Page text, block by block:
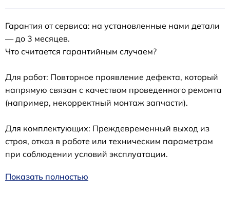
Гарантия от сервиса: на установленные нами детали
— до 3 месяцев.
Что считается гарантийным случаем?
Для работ: Повторное проявление дефекта, который
напрямую связан с качеством проведенного ремонта
(например, некорректный монтаж запчасти).
Для комплектующих: Преждевременный выход из
строя, отказ в работе или техническим параметрам
при соблюдении условий эксплуатации.
Показать полностью